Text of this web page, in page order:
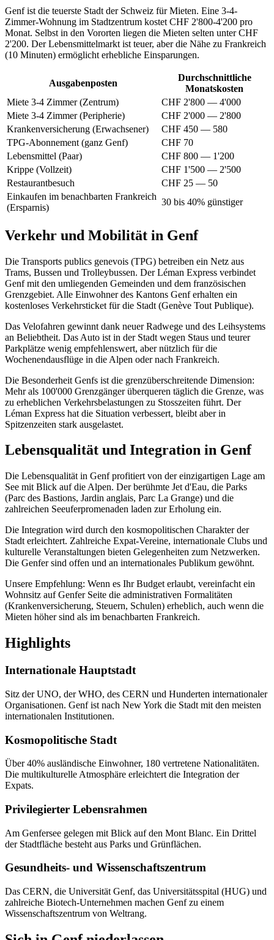
Genf ist die teuerste Stadt der Schweiz für Mieten. Eine 3-4-
Zimmer-Wohnung im Stadtzentrum kostet CHF 2'800-4'200 pro
Monat. Selbst in den Vororten liegen die Mieten selten unter CHF
2'200. Der Lebensmittelmarkt ist teuer, aber die Nähe zu Frankreich
(10 Minuten) ermöglicht erhebliche Einsparungen.
Ausgabenposten
Durchschnittliche
Monatskosten
Miete 3-4 Zimmer (Zentrum)
CHF 2'800 — 4'000
Miete 3-4 Zimmer (Peripherie)
CHF 2'000 — 2'800
Krankenversicherung (Erwachsener)
CHF 450 — 580
TPG-Abonnement (ganz Genf)
CHF 70
Lebensmittel (Paar)
CHF 800 — 1'200
Krippe (Vollzeit)
CHF 1'500 — 2'500
Restaurantbesuch
CHF 25 — 50
Einkaufen im benachbarten Frankreich
(Ersparnis)
30 bis 40% günstiger
Verkehr und Mobilität in Genf
Die Transports publics genevois (TPG) betreiben ein Netz aus
Trams, Bussen und Trolleybussen. Der Léman Express verbindet
Genf mit den umliegenden Gemeinden und dem französischen
Grenzgebiet. Alle Einwohner des Kantons Genf erhalten ein
kostenloses Verkehrsticket für die Stadt (Genève Tout Publique).
Das Velofahren gewinnt dank neuer Radwege und des Leihsystems
an Beliebtheit. Das Auto ist in der Stadt wegen Staus und teurer
Parkplätze wenig empfehlenswert, aber nützlich für die
Wochenendausflüge in die Alpen oder nach Frankreich.
Die Besonderheit Genfs ist die grenzüberschreitende Dimension:
Mehr als 100'000 Grenzgänger überqueren täglich die Grenze, was
zu erheblichen Verkehrsbelastungen zu Stosszeiten führt. Der
Léman Express hat die Situation verbessert, bleibt aber in
Spitzenzeiten stark ausgelastet.
Lebensqualität und Integration in Genf
Die Lebensqualität in Genf profitiert von der einzigartigen Lage am
See mit Blick auf die Alpen. Der berühmte Jet d'Eau, die Parks
(Parc des Bastions, Jardin anglais, Parc La Grange) und die
zahlreichen Seeuferpromenaden laden zur Erholung ein.
Die Integration wird durch den kosmopolitischen Charakter der
Stadt erleichtert. Zahlreiche Expat-Vereine, internationale Clubs und
kulturelle Veranstaltungen bieten Gelegenheiten zum Netzwerken.
Die Genfer sind offen und an internationales Publikum gewöhnt.
Unsere Empfehlung: Wenn es Ihr Budget erlaubt, vereinfacht ein
Wohnsitz auf Genfer Seite die administrativen Formalitäten
(Krankenversicherung, Steuern, Schulen) erheblich, auch wenn die
Mieten höher sind als im benachbarten Frankreich.
Highlights
Internationale Hauptstadt
Sitz der UNO, der WHO, des CERN und Hunderten internationaler
Organisationen. Genf ist nach New York die Stadt mit den meisten
internationalen Institutionen.
Kosmopolitische Stadt
Über 40% ausländische Einwohner, 180 vertretene Nationalitäten.
Die multikulturelle Atmosphäre erleichtert die Integration der
Expats.
Privilegierter Lebensrahmen
Am Genfersee gelegen mit Blick auf den Mont Blanc. Ein Drittel
der Stadtfläche besteht aus Parks und Grünflächen.
Gesundheits- und Wissenschaftszentrum
Das CERN, die Universität Genf, das Universitätsspital (HUG) und
zahlreiche Biotech-Unternehmen machen Genf zu einem
Wissenschaftszentrum von Weltrang.